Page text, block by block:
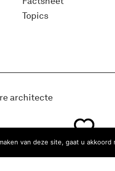
Topics
architecte
van deze site, gaat u akkoord